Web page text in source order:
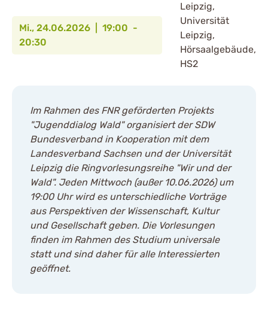
Mi., 24.06.2026 | 19:00 -
20:30
Leipzig,
Universität
Leipzig,
Hörsaalgebäude,
HS2
Im Rahmen des FNR geförderten Projekts
"Jugenddialog Wald" organisiert der SDW
Bundesverband in Kooperation mit dem
Landesverband Sachsen und der Universität
Leipzig die Ringvorlesungsreihe "Wir und der
Wald". Jeden Mittwoch (außer 10.06.2026) um
19:00 Uhr wird es unterschiedliche Vorträge
aus Perspektiven der Wissenschaft, Kultur
und Gesellschaft geben. Die Vorlesungen
finden im Rahmen des Studium universale
statt und sind daher für alle Interessierten
geöffnet.